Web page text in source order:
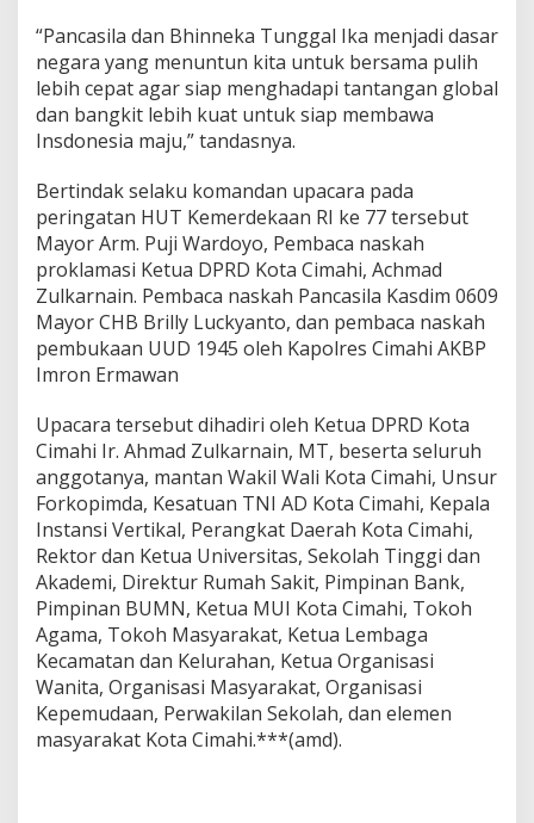
“Pancasila dan Bhinneka Tunggal Ika menjadi dasar
negara yang menuntun kita untuk bersama pulih
lebih cepat agar siap menghadapi tantangan global
dan bangkit lebih kuat untuk siap membawa
Insdonesia maju,” tandasnya.
Bertindak selaku komandan upacara pada
peringatan HUT Kemerdekaan RI ke 77 tersebut
Mayor Arm. Puji Wardoyo, Pembaca naskah
proklamasi Ketua DPRD Kota Cimahi, Achmad
Zulkarnain. Pembaca naskah Pancasila Kasdim 0609
Mayor CHB Brilly Luckyanto, dan pembaca naskah
pembukaan UUD 1945 oleh Kapolres Cimahi AKBP
Imron Ermawan
Upacara tersebut dihadiri oleh Ketua DPRD Kota
Cimahi Ir. Ahmad Zulkarnain, MT, beserta seluruh
anggotanya, mantan Wakil Wali Kota Cimahi, Unsur
Forkopimda, Kesatuan TNI AD Kota Cimahi, Kepala
Instansi Vertikal, Perangkat Daerah Kota Cimahi,
Rektor dan Ketua Universitas, Sekolah Tinggi dan
Akademi, Direktur Rumah Sakit, Pimpinan Bank,
Pimpinan BUMN, Ketua MUI Kota Cimahi, Tokoh
Agama, Tokoh Masyarakat, Ketua Lembaga
Kecamatan dan Kelurahan, Ketua Organisasi
Wanita, Organisasi Masyarakat, Organisasi
Kepemudaan, Perwakilan Sekolah, dan elemen
masyarakat Kota Cimahi.***(amd).